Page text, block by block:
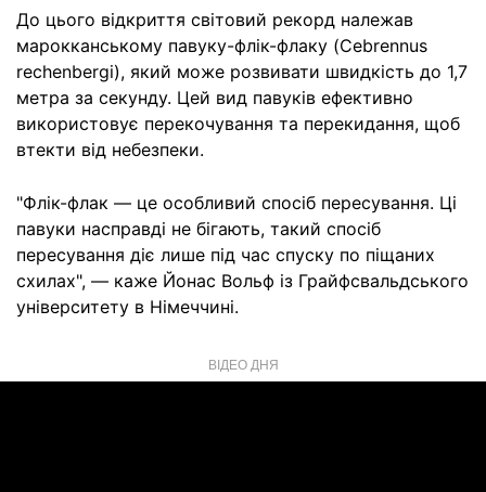
До цього відкриття світовий рекорд належав
марокканському павуку-флік-флаку (Cebrennus
rechenbergi), який може розвивати швидкість до 1,7
метра за секунду. Цей вид павуків ефективно
використовує перекочування та перекидання, щоб
втекти від небезпеки.
"Флік-флак — це особливий спосіб пересування. Ці
павуки насправді не бігають, такий спосіб
пересування діє лише під час спуску по піщаних
схилах", — каже Йонас Вольф із Грайфсвальдського
університету в Німеччині.
ВІДЕО ДНЯ